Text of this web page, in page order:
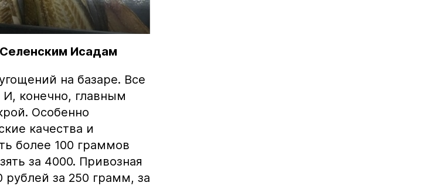
Исадам
на базаре. Все
И, конечно, главным
Особенно
качества и
более 100 граммов
за 4000. Привозная
рублей за 250 грамм, за